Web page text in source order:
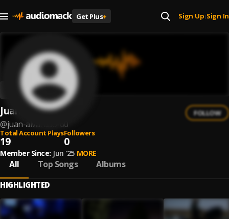
Get Plus+ Sign Up| Sign In
Juan Alvarado
@juan-alvarado-60
FOLLOW
Total Account Plays
19
Followers
0
Member Since: Jun '25 MORE
All Top Songs Albums
HIGHLIGHTED